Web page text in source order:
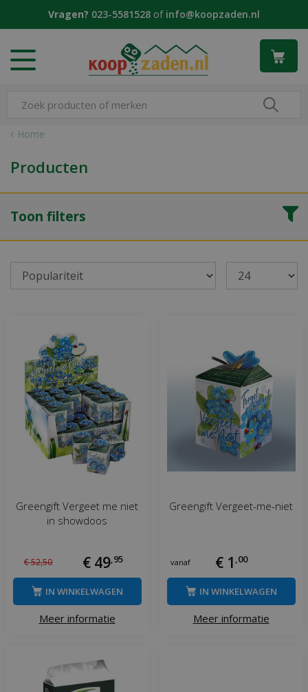
t
Home
Vragen? 023-5581528 of info@koopzaden.nl
Producten
Toon filters
Greengift Vergeet me niet
in showdoos
€52,50 € 49, 95
Meer informatie
IN WINKELWAGEN
Greengift Vergeet-me-niet
vanaf € 1 00
Meer informatie
IN WINKELWAGEN